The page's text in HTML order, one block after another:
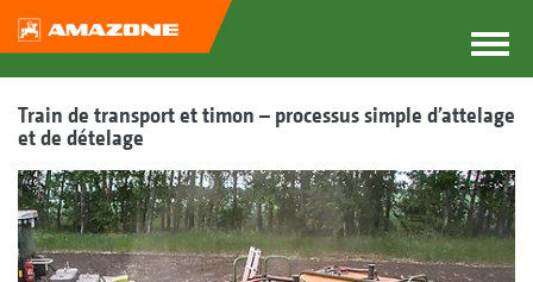
Train de transport et timon – processus simple d’attelage
et de dételage